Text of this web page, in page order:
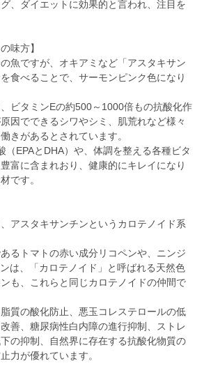
、ダイエットに効果的と言われ、注目を
味方】
魚ですが、オキアミなど「アスタキサン
食べることで、サーモンピンク色になり
ビタミンEの約500～1000倍もの抗酸化作
因でできるシワやシミ、肌荒れなど様々
きがあるとされています。
（EPAとDHA）や、体調を整える各種ビタ
富に含まれおり、健康的にキレイになり
です。
アスタキサンチンというカロテノイド系
るトマトの赤い成分リコペンや、ニンジ
は、「カロテノイド」と呼ばれる天然色
も、これらと同じカロテノイドの仲間で
質の酸化防止、悪玉コレステロールの低
善、糖尿病性白内障の進行抑制、ストレ
の抑制、自然界に存在する抗酸化物質の
力が優れています。